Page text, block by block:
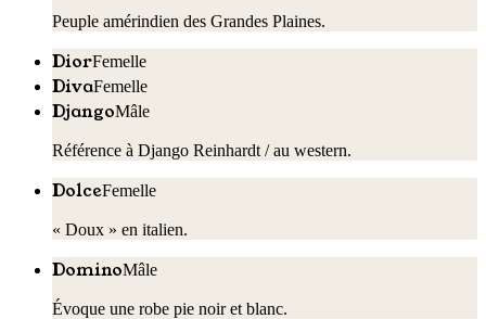
Peuple amérindien des Grandes Plaines.
DiorFemelle
DivaFemelle
DjangoMâle
Référence à Django Reinhardt / au western.
DolceFemelle
« Doux » en italien.
DominoMâle
Évoque une robe pie noir et blanc.